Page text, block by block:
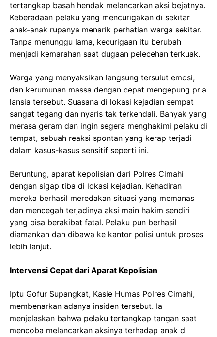
tertangkap basah hendak melancarkan aksi bejatnya.
Keberadaan pelaku yang mencurigakan di sekitar
anak-anak rupanya menarik perhatian warga sekitar.
Tanpa menunggu lama, kecurigaan itu berubah
menjadi kemarahan saat dugaan pelecehan terkuak.
Warga yang menyaksikan langsung tersulut emosi,
dan kerumunan massa dengan cepat mengepung pria
lansia tersebut. Suasana di lokasi kejadian sempat
sangat tegang dan nyaris tak terkendali. Banyak yang
merasa geram dan ingin segera menghakimi pelaku di
tempat, sebuah reaksi spontan yang kerap terjadi
dalam kasus-kasus sensitif seperti ini.
Beruntung, aparat kepolisian dari Polres Cimahi
dengan sigap tiba di lokasi kejadian. Kehadiran
mereka berhasil meredakan situasi yang memanas
dan mencegah terjadinya aksi main hakim sendiri
yang bisa berakibat fatal. Pelaku pun berhasil
diamankan dan dibawa ke kantor polisi untuk proses
lebih lanjut.
Intervensi Cepat dari Aparat Kepolisian
Iptu Gofur Supangkat, Kasie Humas Polres Cimahi,
membenarkan adanya insiden tersebut. Ia
menjelaskan bahwa pelaku tertangkap tangan saat
mencoba melancarkan aksinya terhadap anak di